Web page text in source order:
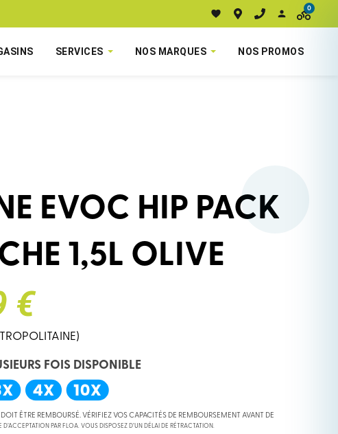
0
SERVICES NOS MARQUES NOS PROMOS
EVOC HIP PACK
1,5L OLIVE
€
FOIS DISPONIBLE
ÊTRE REMBOURSÉ. VÉRIFIEZ VOS CAPACITÉS DE REMBOURSEMENT AVANT DE
D’ACCEPTATION PAR FLOA. VOUS DISPOSEZ D’UN DÉLAI DE RÉTRACTATION.